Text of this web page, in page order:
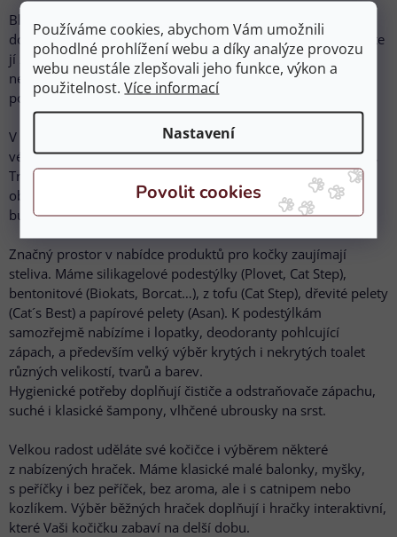
Používáme cookies, abychom Vám umožnili
pohodlné prohlížení webu a díky analýze provozu
webu neustále zlepšovali jeho funkce, výkon a
použitelnost.Více informací
Nastavení
Blíží se horké léto a Vy se už nyní obáváte, že Vaše kočička
dostojí své pověsti pouštního zvířete a bude málo pít? Můžete
jí zkusit nabídnout čaj od JR Farm s catnipem a pokud ani to
nestačí, vyberte si jednu z fontán, kde proudící voda kočičku
povzbudí k častějšímu příjmu vody.
V nabídce nesmí chybět ani granulovaná krmiva. Nabídce
vévodí značka N&D, ale zdatně jí sekunduje Fitmin, Applaws,
Trainer, Carnilove nebo Royal Canin. Nenašli jste svoji
oblíbenou příchuť nebo značku? Dejte nám vědět a pokud to
bude možné, rádi Vám požadované krmivo objednáme.
Značný prostor v nabídce produktů pro kočky zaujímají
steliva. Máme silikagelové podestýlky (Plovet, Cat Step),
bentonitové (Biokats, Borcat…), z tofu (Cat Step), dřevité pelety
(Cat´s Best) a papírové pelety (Asan). K podestýlkám
samozřejmě nabízíme i lopatky, deodoranty pohlcující
zápach, a především velký výběr krytých i nekrytých toalet
různých velikostí, tvarů a barev.
Hygienické potřeby doplňují čističe a odstraňovače zápachu,
suché i klasické šampony, vlhčené ubrousky na srst.
Velkou radost uděláte své kočičce i výběrem některé
z nabízených hraček. Máme klasické malé balonky, myšky,
s peříčky i bez peříček, bez aroma, ale i s catnipem nebo
kozlíkem. Výběr běžných hraček doplňují i hračky interaktivní,
které Vaši kočičku zabaví na delší dobu.